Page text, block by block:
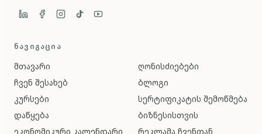
ᲜᲐᲕᲘᲒᲐᲪᲘᲐ
მთავარი
ჩვენ შესახებ
კურსები
დაწყება
ეკონომიკური კალენდარი
ღონისძიებები
ბლოგი
სერტიფიკატის შემოწმება
ბიზნესისთვის
რეკლამა ჩვენთან